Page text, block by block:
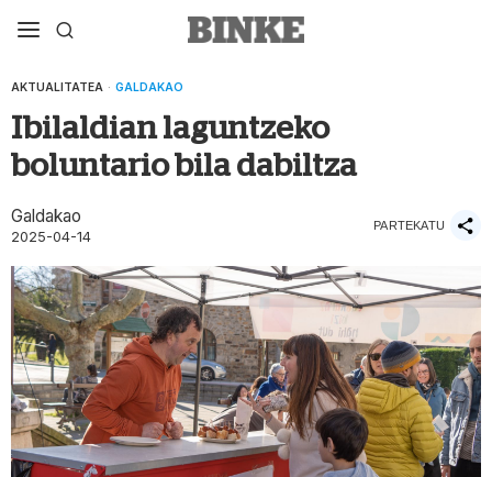
AKTUALITATEA · GALDAKAO
Ibilaldian laguntzeko
boluntario bila dabiltza
Galdakao
2025-04-14
PARTEKATU